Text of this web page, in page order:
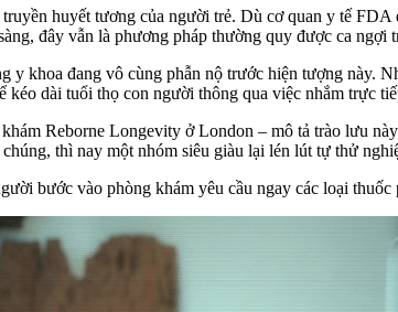
huyết tương của người trẻ. Dù cơ quan y tế
đây vẫn là phương pháp thường quy được ca ngợi
y khoa đang vô cùng phẫn nộ trước hiện tượng này.
kéo dài tuổi thọ con người thông qua việc nhắm trực
Reborne Longevity ở London – mô tả trào lưu
thì nay một nhóm siêu giàu lại lén lút tự thử
bước vào phòng khám yêu cầu ngay các loại